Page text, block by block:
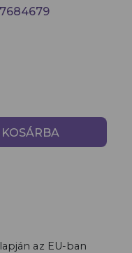
KOSÁRBA
az EU-ban